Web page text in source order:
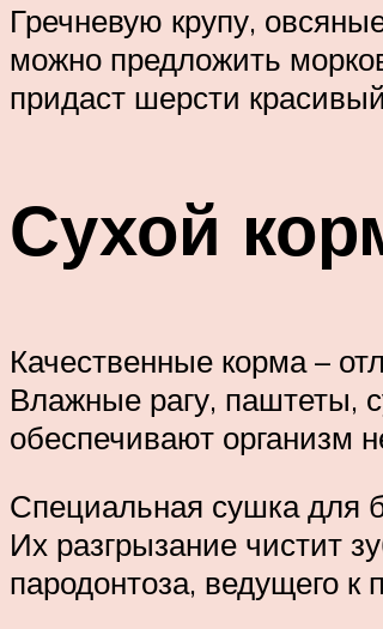
Гречневую крупу,
можно предложить
придаст шерсти
Сухой
Качественные корма –
Влажные рагу, паштеты,
обеспечивают организм
Специальная сушка для
Их разгрызание чистит
пародонтоза, ведущего к